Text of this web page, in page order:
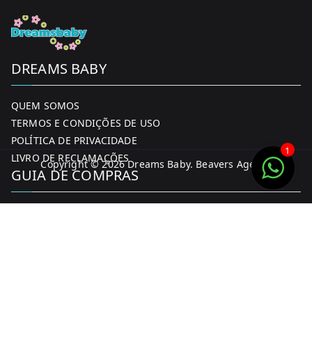
DREAMS BABY
QUEM SOMOS
TERMOS E CONDIÇÕES DE USO
POLÍTICA DE PRIVACIDADE
LIVRO DE RECLAMAÇÕES
GUIA DE COMPRAS
Copyright © 2026Dreams Baby. Beavers Agency
1